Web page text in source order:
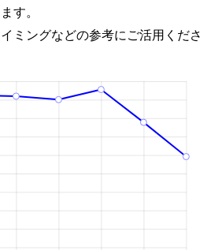
す。
ミングなどの参考にご活用くださ